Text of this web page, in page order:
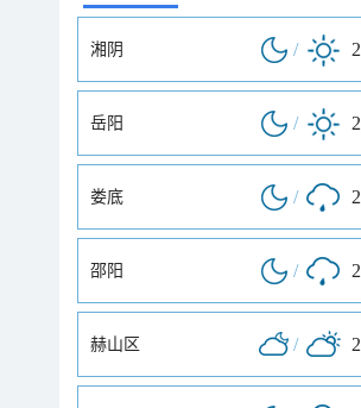
湘阴 /
岳阳 /
娄底 /
邵阳 /
赫山区 /